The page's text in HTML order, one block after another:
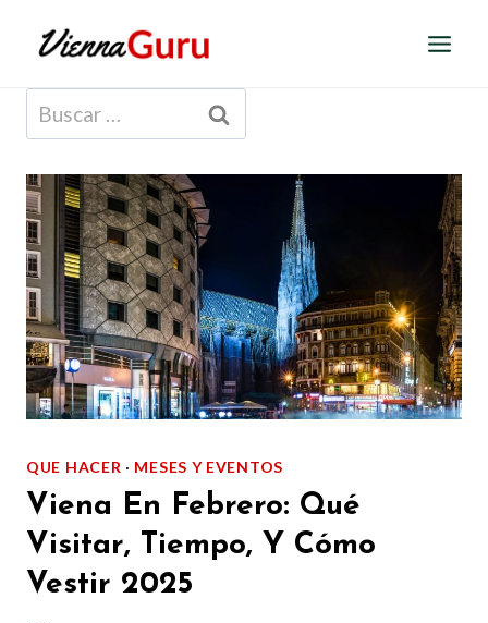
contenido
Buscar:
QUE HACER · MESES Y EVENTOS
Viena En Febrero: Qué
Visitar, Tiempo, Y Cómo
Vestir 2025